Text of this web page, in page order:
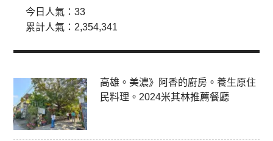
今日人氣：33
累計人氣： 2,354,341
高雄。美濃》阿香的廚房。養生原住
民料理。2024米其林推薦餐廳